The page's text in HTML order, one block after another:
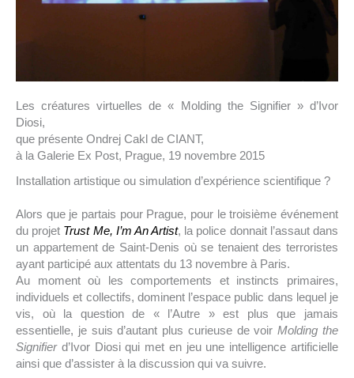
Les créatures virtuelles de « Molding the Signifier » d’Ivor
Diosi,
que présente Ondrej Cakl de CIANT,
à la Galerie Ex Post, Prague, 19 novembre 2015
Installation artistique ou simulation d’expérience scientifique ?
Alors que je partais pour Prague, pour le troisième événement
du projet Trust Me, I’m An Artist, la police donnait l’assaut dans
un appartement de Saint-Denis où se tenaient des terroristes
ayant participé aux attentats du 13 novembre à Paris.
Au moment où les comportements et instincts primaires,
individuels et collectifs, dominent l’espace public dans lequel je
vis, où la question de « l’Autre » est plus que jamais
essentielle, je suis d’autant plus curieuse de voirMolding the
Signifier d’Ivor Diosi qui met en jeu une intelligence artificielle
ainsi que d’assister à la discussion qui va suivre.